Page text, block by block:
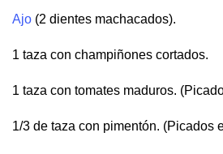
Ajo (2 dientes machacados).
1 taza con champiñones cortados.
1 taza con tomates maduros.
1/3 de taza con pimentón. (Picados